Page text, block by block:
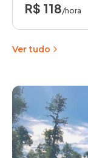
R$ 118/hora
Ver tudo